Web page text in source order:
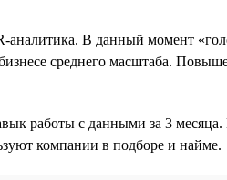
В данный момент
среднего масштаба.
работы с данными за 3
компании в подборе и найме.